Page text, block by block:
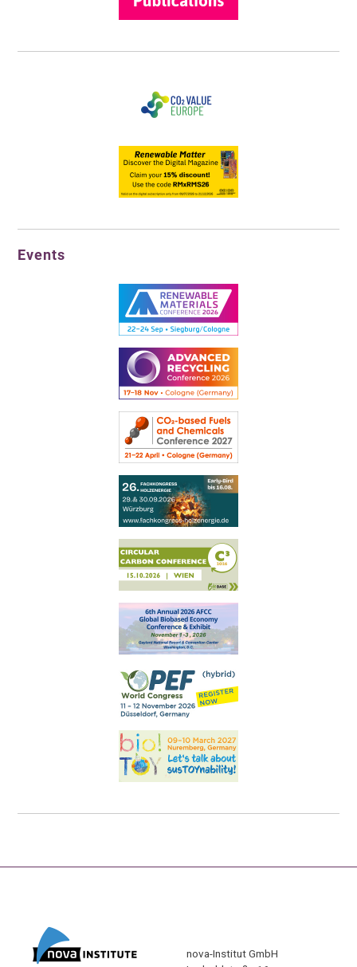
Events
nova-Institut GmbH